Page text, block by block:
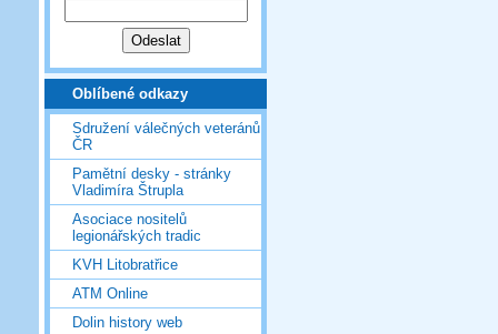
Oblíbené odkazy
Sdružení válečných veteránů
ČR
Pamětní desky - stránky
Vladimíra Štrupla
Asociace nositelů
legionářských tradic
KVH Litobratřice
ATM Online
Dolin history web